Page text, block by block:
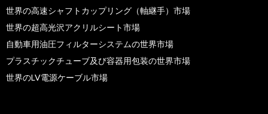
世界の高速シャフトカップリング（軸継手）市場
世界の超高光沢アクリルシート市場
自動車用油圧フィルターシステムの世界市場
プラスチックチューブ及び容器用包装の世界市場
世界のLV電源ケーブル市場